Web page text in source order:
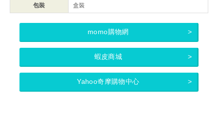
包裝 盒裝
momo購物網
蝦皮商城
Yahoo奇摩購物中心